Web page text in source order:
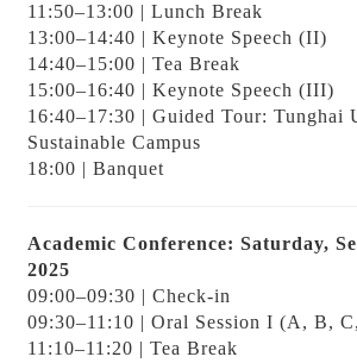
11:50–13:00 | Lunch Break
13:00–14:40 | Keynote Speech (II)
14:40–15:00 | Tea Break
15:00–16:40 | Keynote Speech (III)
16:40–17:30 | Guided Tour: Tunghai
Sustainable Campus
18:00 | Banquet
Academic Conference: Saturday,
2025
09:00–09:30 | Check-in
09:30–11:10 | Oral Session I (A, B,
11:10–11:20 | Tea Break